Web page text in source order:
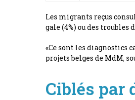
Les migrants reçus
gale (4%) ou des troubles
«Ce sont les diagnostics
projets belges de MdM,
Ciblés par